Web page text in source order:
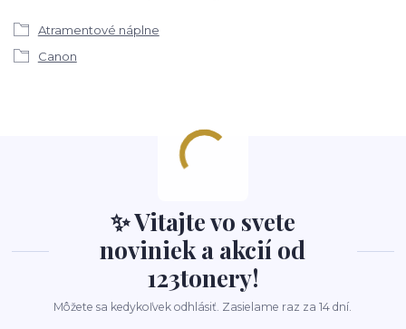
Atramentové náplne
Canon
✨ Vitajte vo svete
noviniek a akcií od
123tonery!
Môžete sa kedykoľvek odhlásiť. Zasielame raz za 14 dní.